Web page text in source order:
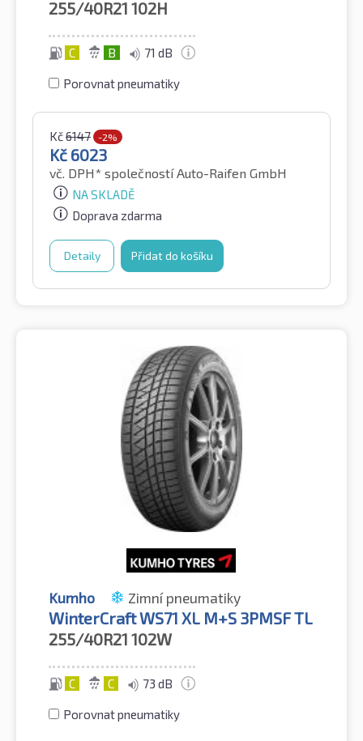
255/40R21 102H
C B 71 dB
Porovnat pneumatiky
Kč6147 -2%
Kč 6023
vč. DPH* společností Auto-Raifen GmbH
NA SKLADĚ
Doprava zdarma
Detaily Přidat do košíku
Kumho Zimní pneumatiky
WinterCraft WS71 XL M+S 3PMSF TL
255/40R21 102W
C C 73 dB
Porovnat pneumatiky